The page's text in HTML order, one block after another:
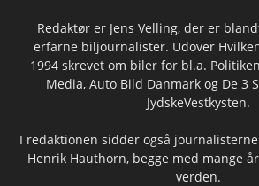
Redaktør er Jens Velling, der er
erfarne biljournalister. Udover
1994 skrevet om biler for bl.a.
Media, Auto Bild Danmark og De 3
JydskeVestkysten.
I redaktionen sidder også
Henrik Hauthorn, begge med mange
verden.